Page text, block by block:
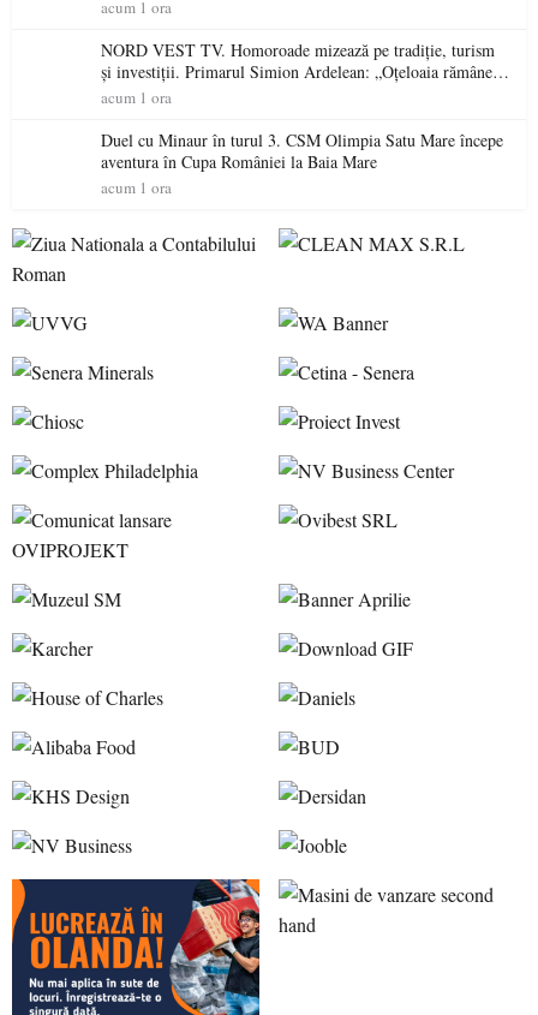
acum 1 ora
NORD VEST TV. Homoroade mizează pe tradiție, turism
și investiții. Primarul Simion Ardelean: „Oțeloaia rămâne
un brand al Codrului”
acum 1 ora
Duel cu Minaur în turul 3. CSM Olimpia Satu Mare începe
aventura în Cupa României la Baia Mare
acum 1 ora